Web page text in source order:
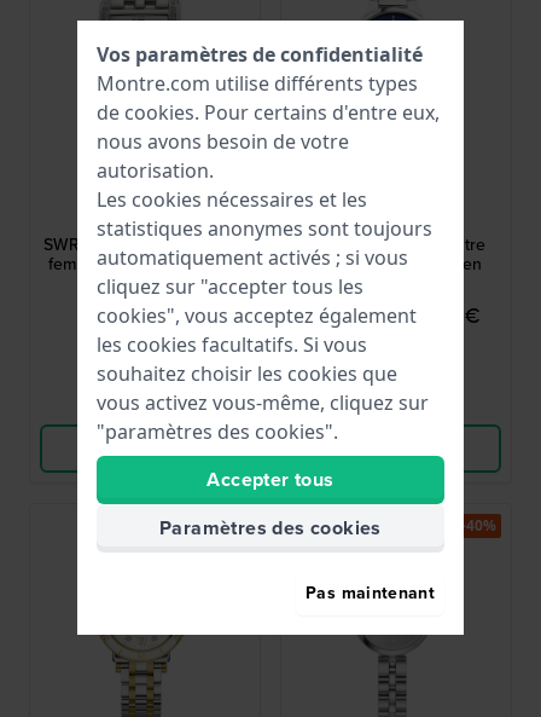
Seiko
SWR091P1
SWR091P1 22.7 mm Montre
femme rectangulaire avec
cristaux
370,00 €
● En stock
Comparer
Voir les produits
15630-707
Titanium 30 mm Montre
design pour femme en
199,00 € 119,95 €
● En stock
Comparer
-50% -40%
Vos paramètres de confidentialité
Montre.com utilise différents types
de cookies. Pour certains d'entre eux,
nous avons besoin de votre
autorisation.
Les cookies nécessaires et les
statistiques anonymes sont toujours
automatiquement activés ; si vous
cliquez sur "accepter tous les
cookies", vous acceptez également
les cookies facultatifs. Si vous
souhaitez choisir les cookies que
vous activez vous-même, cliquez sur
"paramètres des cookies".
Accepter tous
Paramètres des cookies
Pas maintenant